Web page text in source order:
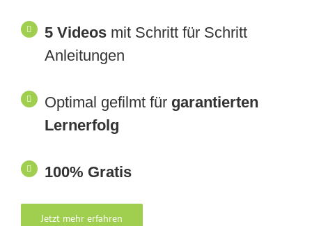
5 Videosmit Schritt für Schritt
Anleitungen
Optimal gefilmt für garantierten
Lernerfolg
100% Gratis
Jetzt mehr erfahren